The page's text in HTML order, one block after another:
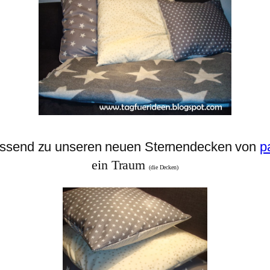
zu unseren neuen Sternendecken von
ein Traum(die Decken)